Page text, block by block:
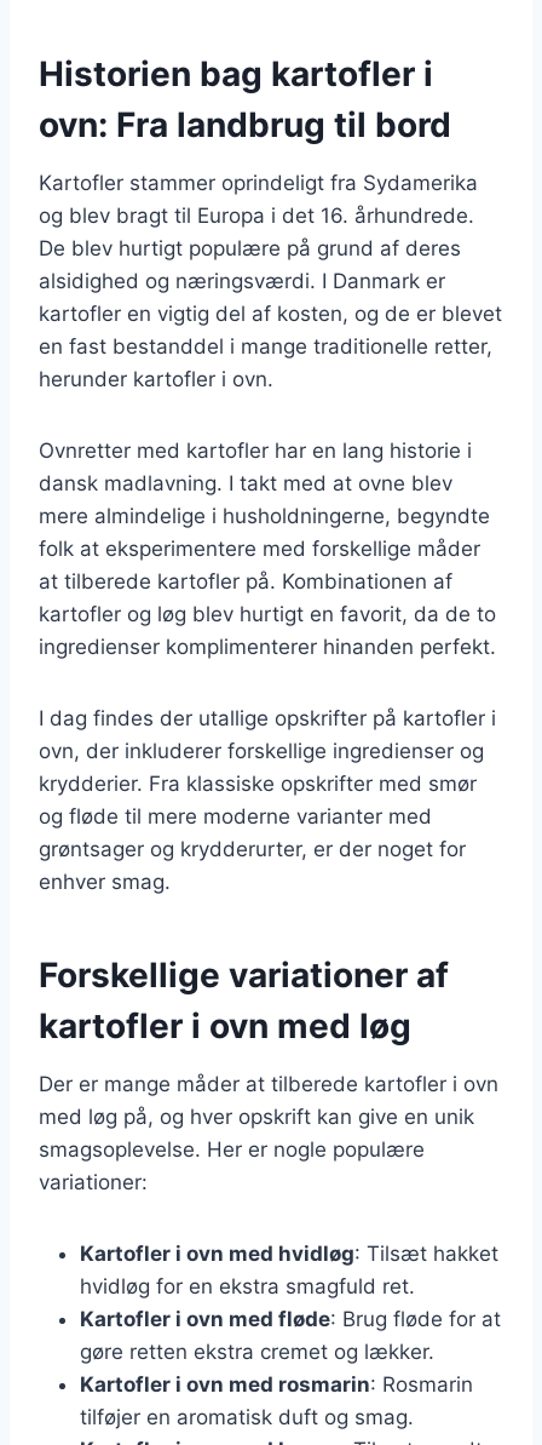
Historien bag kartofler i
ovn: Fra landbrug til bord
Kartofler stammer oprindeligt fra Sydamerika
og blev bragt til Europa i det 16. århundrede.
De blev hurtigt populære på grund af deres
alsidighed og næringsværdi. I Danmark er
kartofler en vigtig del af kosten, og de er blevet
en fast bestanddel i mange traditionelle retter,
herunder kartofler i ovn.
Ovnretter med kartofler har en lang historie i
dansk madlavning. I takt med at ovne blev
mere almindelige i husholdningerne, begyndte
folk at eksperimentere med forskellige måder
at tilberede kartofler på. Kombinationen af
kartofler og løg blev hurtigt en favorit, da de to
ingredienser komplimenterer hinanden perfekt.
I dag findes der utallige opskrifter på kartofler i
ovn, der inkluderer forskellige ingredienser og
krydderier. Fra klassiske opskrifter med smør
og fløde til mere moderne varianter med
grøntsager og krydderurter, er der noget for
enhver smag.
Forskellige variationer af
kartofler i ovn med løg
Der er mange måder at tilberede kartofler i ovn
med løg på, og hver opskrift kan give en unik
smagsoplevelse. Her er nogle populære
variationer:
Kartofler i ovn med hvidløg: Tilsæt hakket
hvidløg for en ekstra smagfuld ret.
Kartofler i ovn med fløde: Brug fløde for at
gøre retten ekstra cremet og lækker.
Kartofler i ovn med rosmarin: Rosmarin
tilføjer en aromatisk duft og smag.